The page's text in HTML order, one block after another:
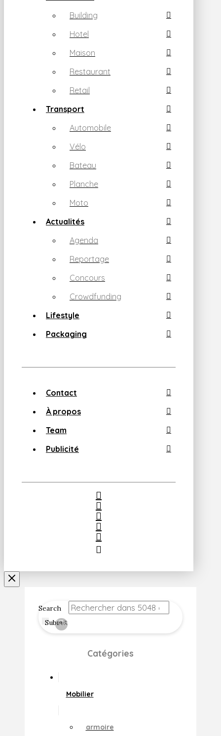
Building
Hotel
Maison
Restaurant
Retail
Transport
Automobile
Vélo
Bateau
Planche
Moto
Actualités
Agenda
Reportage
Concours
Crowdfunding
Lifestyle
Packaging
Contact
À propos
Team
Publicité
Search
Submit
Clear
Catégories
Mobilier
armoire